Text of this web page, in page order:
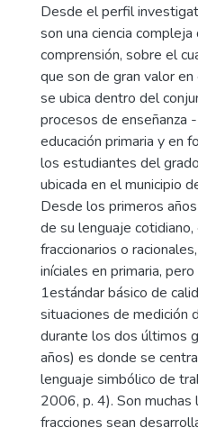
Desde el perfil
son una ciencia
comprensión, sobre el
que son de gran valor
se ubica dentro del
procesos de enseñanza
educación primaria y en
los estudiantes del
ubicada en el municipio
Desde los primeros
de su lenguaje
fraccionarios o
iníciales en primaria,
1estándar básico de
situaciones de medición
durante los dos últimos
años) es donde se
lenguaje simbólico de
2006, p. 4). Son
fracciones sean